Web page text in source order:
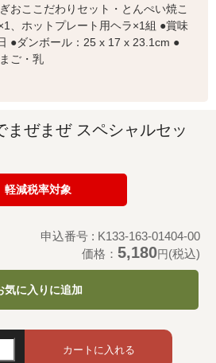
おここだわりセット・とんぺい焼こ
、ホットプレート用ヘラ×1組 ●賞味
●ダンボール：25 x 17 x 23.1cm ●
ご・乳
まぜまぜ スペシャルセッ
軽減税率対象
申込番号 : K133-163-01404-00
価格： 5,180円(税込)
気に入りに追加